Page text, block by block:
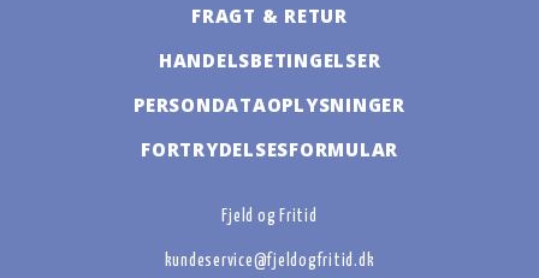
FRAGT & RETUR
HANDELSBETINGELSER
PERSONDATAOPLYSNINGER
FORTRYDELSESFORMULAR
Fjeld og Fritid
kundeservice@fjeldogfritid.dk